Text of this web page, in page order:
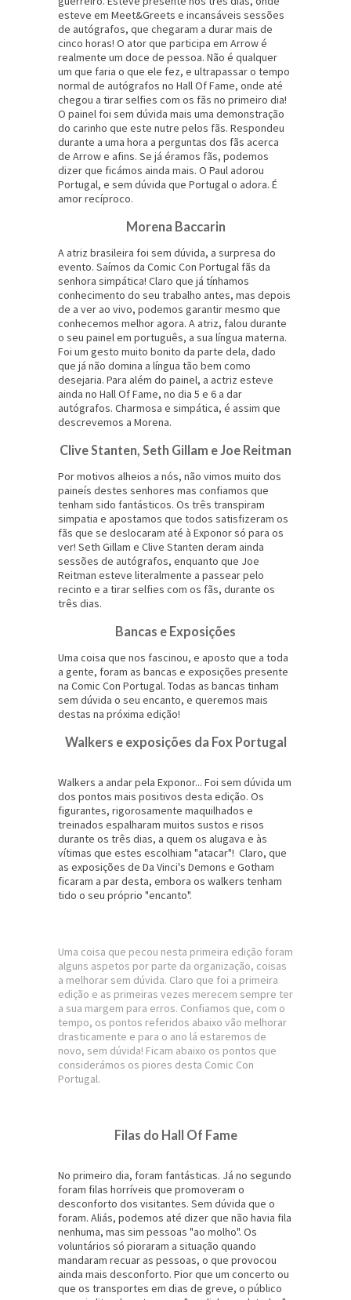
esteve em Meet&Greets e incansáveis sessões
de autógrafos, que chegaram a durar mais de
cinco horas! O ator que participa em Arrow é
realmente um doce de pessoa. Não é qualquer
um que faria o que ele fez, e ultrapassar o tempo
normal de autógrafos no Hall Of Fame, onde até
chegou a tirar selfies com os fãs no primeiro dia!
O painel foi sem dúvida mais uma demonstração
do carinho que este nutre pelos fãs. Respondeu
durante a uma hora a perguntas dos fãs acerca
de Arrow e afins. Se já éramos fãs, podemos
dizer que ficámos ainda mais. O Paul adorou
Portugal, e sem dúvida que Portugal o adora. É
amor recíproco.
Morena Baccarin
A atriz brasileira foi sem dúvida, a surpresa do
evento. Saímos da Comic Con Portugal fãs da
senhora simpática! Claro que já tínhamos
conhecimento do seu trabalho antes, mas depois
de a ver ao vivo, podemos garantir mesmo que
conhecemos melhor agora. A atriz, falou durante
o seu painel em português, a sua língua materna.
Foi um gesto muito bonito da parte dela, dado
que já não domina a língua tão bem como
desejaria. Para além do painel, a actriz esteve
ainda no Hall Of Fame, no dia 5 e 6 a dar
autógrafos. Charmosa e simpática, é assim que
descrevemos a Morena.
Clive Stanten, Seth Gillam e Joe Reitman
Por motivos alheios a nós, não vimos muito dos
paineís destes senhores mas confiamos que
tenham sido fantásticos. Os três transpiram
simpatia e apostamos que todos satisfizeram os
fãs que se deslocaram até à Exponor só para os
ver! Seth Gillam e Clive Stanten deram ainda
sessões de autógrafos, enquanto que Joe
Reitman esteve literalmente a passear pelo
recinto e a tirar selfies com os fãs, durante os
três dias.
Bancas e Exposições
Uma coisa que nos fascinou, e aposto que a toda
a gente, foram as bancas e exposições presente
na Comic Con Portugal. Todas as bancas tinham
sem dúvida o seu encanto, e queremos mais
destas na próxima edição!
Walkers e exposições da Fox Portugal
Walkers a andar pela Exponor... Foi sem dúvida um
dos pontos mais positivos desta edição. Os
figurantes, rigorosamente maquilhados e
treinados espalharam muitos sustos e risos
durante os três dias, a quem os alugava e às
vítimas que estes escolhiam "atacar"! Claro, que
as exposições de Da Vinci's Demons e Gotham
ficaram a par desta, embora os walkers tenham
tido o seu próprio "encanto".
Uma coisa que pecou nesta primeira edição foram
alguns aspetos por parte da organização, coisas
a melhorar sem dúvida. Claro que foi a primeira
edição e as primeiras vezes merecem sempre ter
a sua margem para erros. Confiamos que, com o
tempo, os pontos referidos abaixo vão melhorar
drasticamente e para o ano lá estaremos de
novo, sem dúvida! Ficam abaixo os pontos que
considerámos os piores desta Comic Con
Portugal.
Filas do Hall Of Fame
No primeiro dia, foram fantásticas. Já no segundo
foram filas horríveis que promoveram o
desconforto dos visitantes. Sem dúvida que o
foram. Aliás, podemos até dizer que não havia fila
nenhuma, mas sim pessoas "ao molho". Os
voluntários só pioraram a situação quando
mandaram recuar as pessoas, o que provocou
ainda mais desconforto. Pior que um concerto ou
que os transportes em dias de greve, o público